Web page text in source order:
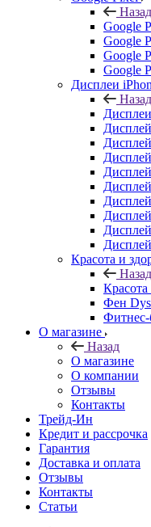
Назад
Google
Google
Google
Google
Дисплеи
Назад
Красота и
Назад
Красота
Фен
Фитнес-
О магазине
Назад
О магазине
О компании
Отзывы
Контакты
Трейд-Ин
Кредит и рассрочка
Гарантия
Доставка и оплата
Отзывы
Контакты
Статьи